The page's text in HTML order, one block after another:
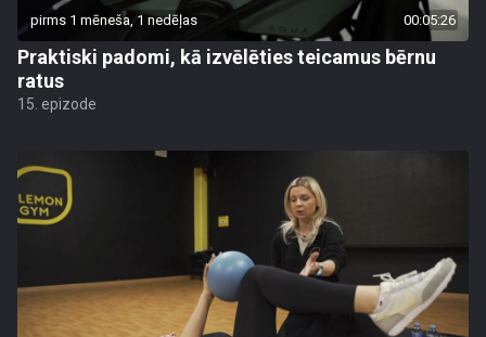
pirms 1 mēneša, 1 nedēļas 00:05:26
Praktiski padomi, kā izvēlēties teicamus bērnu
ratus
15. epizode